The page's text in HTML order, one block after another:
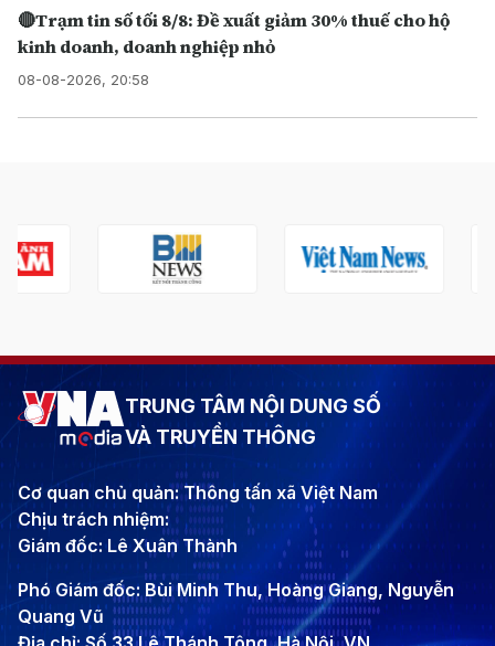
🔴Trạm tin số tối 8/8: Đề xuất giảm 30% thuế cho hộ
kinh doanh, doanh nghiệp nhỏ
08-08-2026, 20:58
TRUNG TÂM NỘI DUNG SỐ
VÀ TRUYỀN THÔNG
Cơ quan chủ quản: Thông tấn xã Việt Nam
Chịu trách nhiệm:
Giám đốc: Lê Xuân Thành
Phó Giám đốc: Bùi Minh Thu, Hoàng Giang, Nguyễn
Quang Vũ